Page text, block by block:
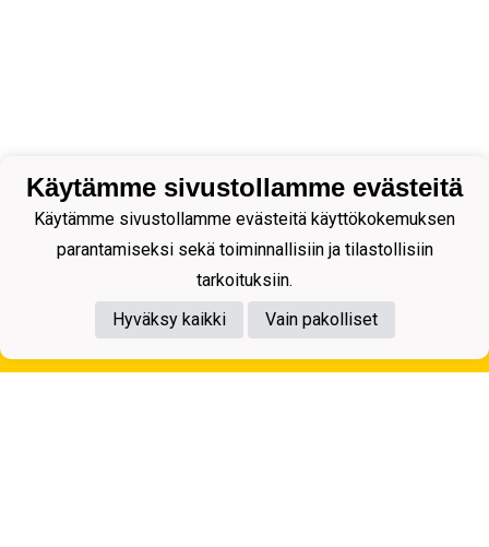
Tietosuojaseloste
Käytämme sivustollamme evästeitä
Käytämme sivustollamme evästeitä käyttökokemuksen
parantamiseksi sekä toiminnallisiin ja tilastollisiin
tarkoituksiin.
Hyväksy kaikki
Vain pakolliset